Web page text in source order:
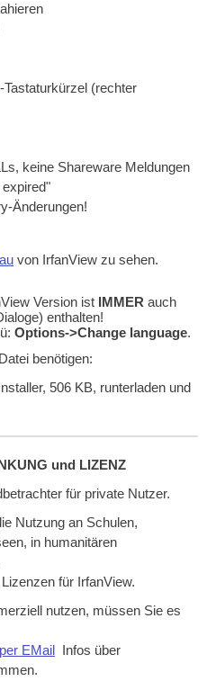
(rechter
keine Shareware Meldungen
Änderungen!
von IrfanView zu sehen.
Version ist IMMER auch
enthalten!
Options->Change language.
benötigen:
506 KB, runterladen und
und LIZENZ
für private Nutzer.
Nutzung an Schulen,
in humanitären
für IrfanView.
nutzen, müssen Sie es
per EMail Infos über